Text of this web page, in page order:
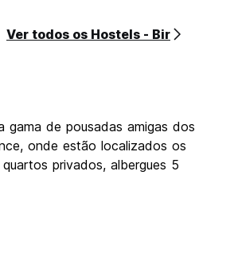
Ver todos os Hostels - Bir
de pousadas amigas dos
onde estão localizados os
privados, albergues 5